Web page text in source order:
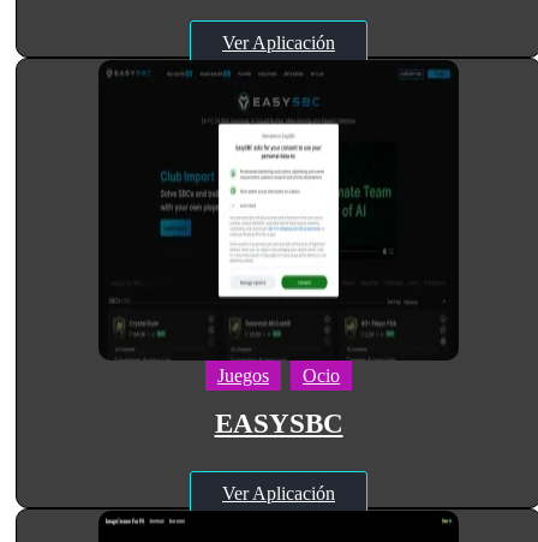
Ver Aplicación
Juegos Ocio
EASYSBC
Ver Aplicación